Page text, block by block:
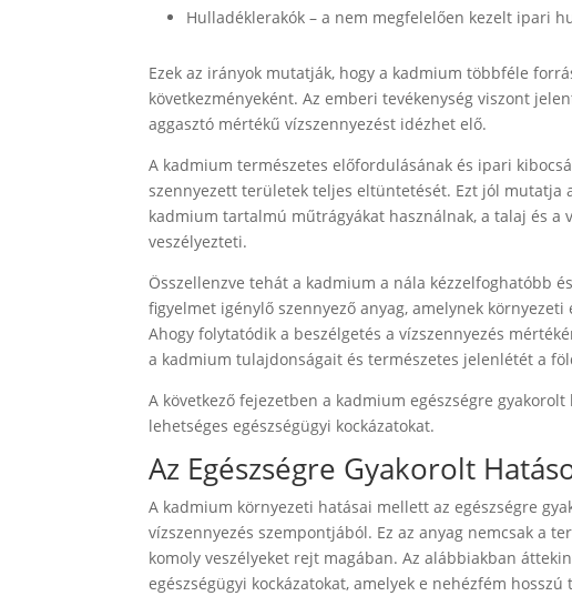
Hulladéklerakók – a nem megfelelően kezelt ipari
Ezek az irányok mutatják, hogy a kadmium többféle
következményeként. Az emberi tevékenység viszont
aggasztó mértékű vízszennyezést idézhet elő.
A kadmium természetes előfordulásának és ipari
szennyezett területek teljes eltüntetését. Ezt jól mutatja
kadmium tartalmú műtrágyákat használnak, a talaj és a
veszélyezteti.
Összellenzve tehát a kadmium a nála kézzelfoghatóbb
figyelmet igénylő szennyező anyag, amelynek
Ahogy folytatódik a beszélgetés a vízszennyezés
a kadmium tulajdonságait és természetes jelenlétét a
A következő fejezetben a kadmium egészségre
lehetséges egészségügyi kockázatokat.
Az Egészségre Gyakorolt
A kadmium környezeti hatásai mellett az egészségre
vízszennyezés szempontjából. Ez az anyag nemcsak a
komoly veszélyeket rejt magában. Az alábbiakban
egészségügyi kockázatokat, amelyek e nehézfém